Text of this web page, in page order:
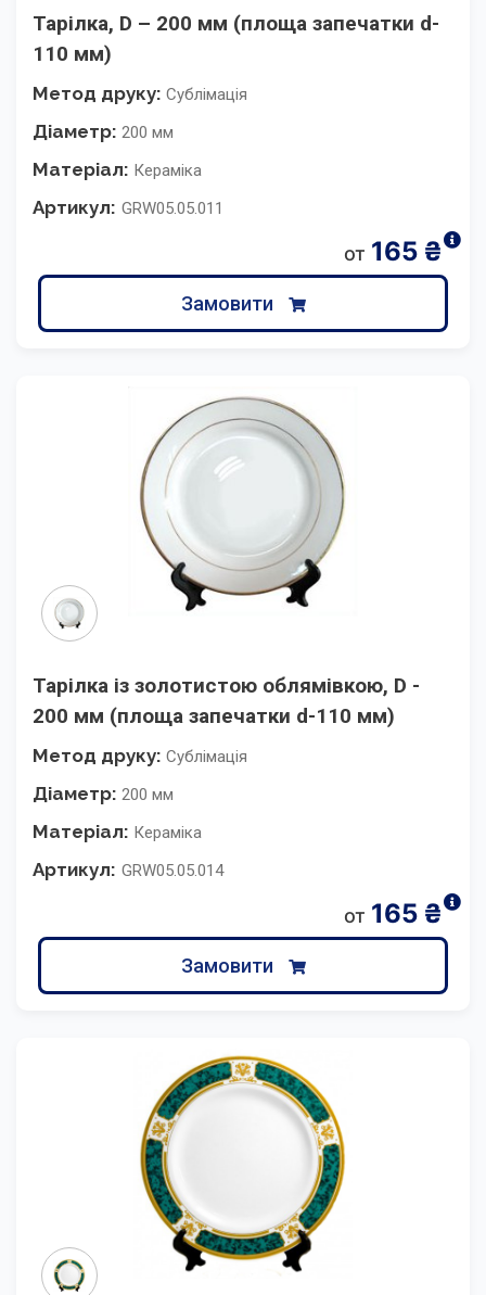
Тарілка, D – 200 мм (площа запечатки d-
110 мм)
Метод друку: Сублімація
Діаметр: 200 мм
Матеріал: Кераміка
Артикул: GRW05.05.011
от 165 ₴
Замовити
Тарілка із золотистою облямівкою, D -
200 мм (площа запечатки d-110 мм)
Метод друку: Сублімація
Діаметр: 200 мм
Матеріал: Кераміка
Артикул: GRW05.05.014
от 165 ₴
Замовити